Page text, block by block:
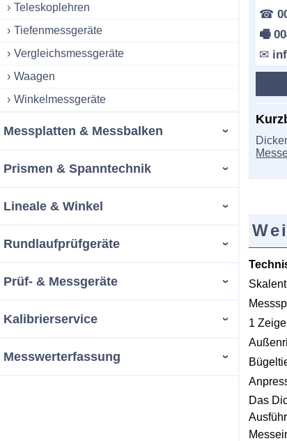
☎
🖷
✉
1
Das
Teleskoplehren
Tiefenmessgeräte
Vergleichsmessgeräte
Waagen
Winkelmessgeräte
Messplatten & Messbalken
Prismen & Spanntechnik
Lineale & Winkel
Rundlaufprüfgeräte
Prüf- & Messgeräte
Kalibrierservice
Messwerterfassung